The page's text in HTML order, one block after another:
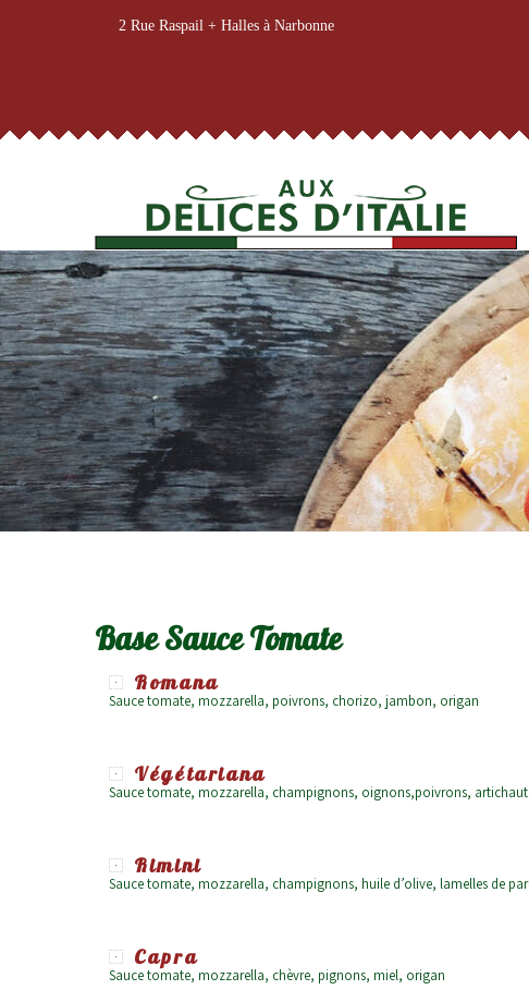
2 Rue Raspail + Halles à Narbonne
Base Sauce Tomate
Romana
Sauce tomate, mozzarella, poivrons, chorizo, jambon, origan
Végétariana
Sauce tomate, mozzarella, champignons, oignons,poivrons,
Rimini
Sauce tomate, mozzarella, champignons, huile d’olive, lamelles de
Capra
Sauce tomate, mozzarella, chèvre, pignons, miel, origan